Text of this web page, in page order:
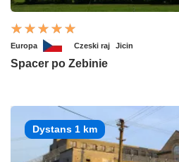
Europa Czeski raj Jicin
Spacer po Zebinie
Dystans 1 km